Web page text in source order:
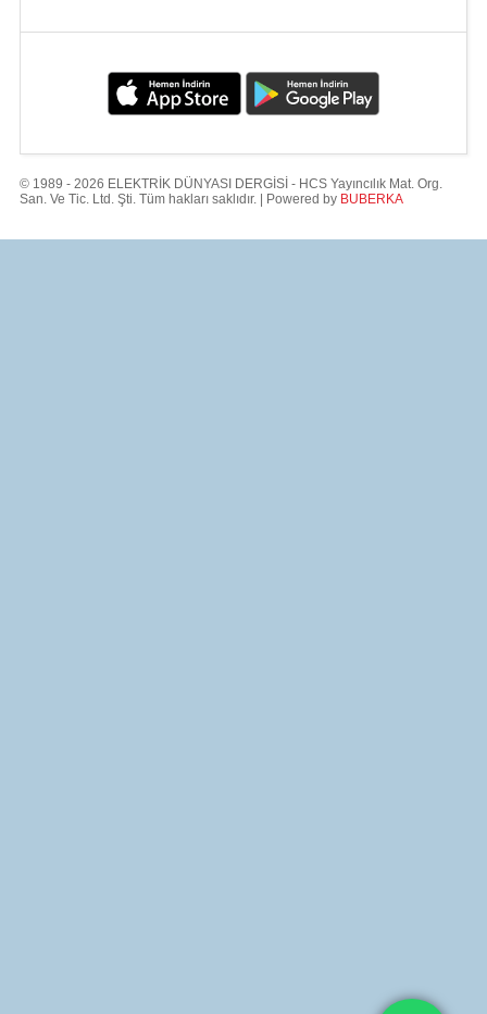
© 1989 - 2026 ELEKTRİK DÜNYASI DERGİSİ - HCS Yayıncılık Mat. Org.
San. Ve Tic. Ltd. Şti. Tüm hakları saklıdır. | Powered by BUBERKA